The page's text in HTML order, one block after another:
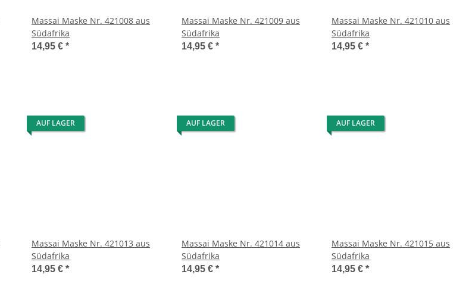
Massai Maske Nr. 421008 aus
Südafrika
14,95 € *
Massai Maske Nr. 421009 aus
Südafrika
14,95 € *
Massai Maske Nr. 421010 aus
Südafrika
14,95 € *
AUF LAGER
Massai Maske Nr. 421013 aus
Südafrika
14,95 € *
AUF LAGER
Massai Maske Nr. 421014 aus
Südafrika
14,95 € *
AUF LAGER
Massai Maske Nr. 421015 aus
Südafrika
14,95 € *